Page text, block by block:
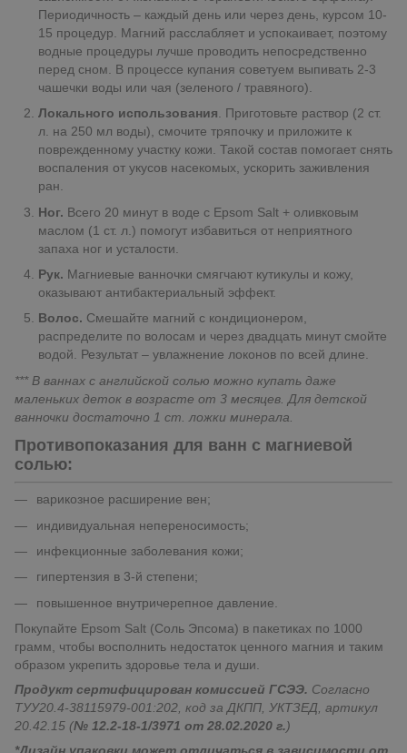
Периодичность – каждый день или через день, курсом 10-
15 процедур. Магний расслабляет и успокаивает, поэтому
водные процедуры лучше проводить непосредственно
перед сном. В процессе купания советуем выпивать 2-3
чашечки воды или чая (зеленого / травяного).
Локального использования . Приготовьте раствор (2 ст.
л. на 250 мл воды), смочите тряпочку и приложите к
поврежденному участку кожи. Такой состав помогает снять
воспаления от укусов насекомых, ускорить заживления
ран.
Ног. Всего 20 минут в воде с Epsom Salt + оливковым
маслом (1 ст. л.) помогут избавиться от неприятного
запаха ног и усталости.
Рук. Магниевые ванночки смягчают кутикулы и кожу,
оказывают антибактериальный эффект.
Волос. Смешайте магний с кондиционером,
распределите по волосам и через двадцать минут смойте
водой. Результат – увлажнение локонов по всей длине.
*** В ваннах с английской солью можно купать даже
маленьких деток в возрасте от 3 месяцев. Для детской
ванночки достаточно 1 ст. ложки минерала.
Противопоказания для ванн с магниевой
солью:
варикозное расширение вен;
индивидуальная непереносимость;
инфекционные заболевания кожи;
гипертензия в 3-й степени;
повышенное внутричерепное давление.
Покупайте Epsom Salt (Соль Эпсома) в пакетиках по 1000
грамм, чтобы восполнить недостаток ценного магния и таким
образом укрепить здоровье тела и души.
Продукт сертифицирован комиссией ГСЭЭ. Согласно
ТУУ20.4-38115979-001:202, код за ДКПП, УКТЗЕД, артикул
20.42.15 (№ 12.2-18-1/3971 от 28.02.2020 г.)